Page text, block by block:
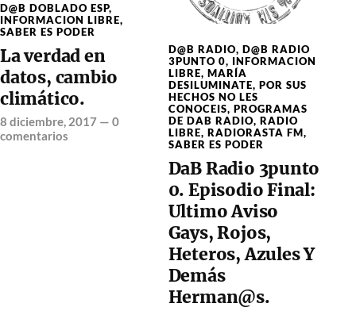
D@B DOBLADO ESP,
INFORMACION LIBRE,
SABER ES PODER
La verdad en
datos, cambio
climático.
8 diciembre, 2017 — 0
comentarios
D@B RADIO, D@B RADIO
3PUNTO 0, INFORMACION
LIBRE, MARÍA
DESILUMINATE, POR SUS
HECHOS NO LES
CONOCEIS, PROGRAMAS
DE DAB RADIO, RADIO
LIBRE, RADIORASTA FM,
SABER ES PODER
DaB Radio 3punto
0. Episodio Final:
Ultimo Aviso
Gays, Rojos,
Heteros, Azules Y
Demás
Herman@s.